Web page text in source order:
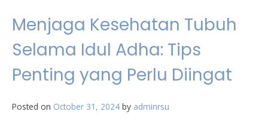
Menjaga Kesehatan Tubuh
Selama Idul Adha: Tips
Penting yang Perlu Diingat
Posted on October 31, 2024 by adminrsu